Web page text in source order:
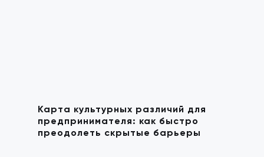
Карта культурных различий для
предпринимателя: как быстро
преодолеть скрытые барьеры